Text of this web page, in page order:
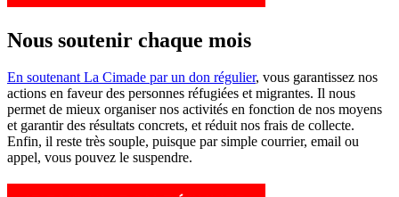
Nous soutenir chaque mois
En soutenant La Cimade par un don régulier, vous garantissez nos
actions en faveur des personnes réfugiées et migrantes. Il nous
permet de mieux organiser nos activités en fonction de nos moyens
et garantir des résultats concrets, et réduit nos frais de collecte.
Enfin, il reste très souple, puisque par simple courrier, email ou
appel, vous pouvez le suspendre.